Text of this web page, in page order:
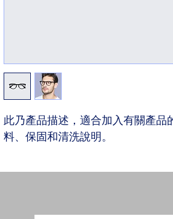
此乃產品描述，適合加入有關產品
料、保固和清洗說明。